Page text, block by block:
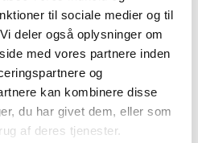
til sociale medier og til
deler også oplysninger om
med vores partnere inden
og
kan kombinere disse
du har givet dem, eller som
af deres tjenester.